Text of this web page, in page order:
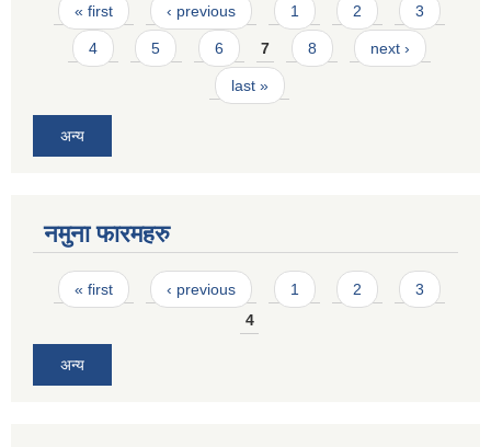
Pages
« first ‹ previous 1 2 3
4 5 6 7 8 next ›
last »
अन्य
नमुना फारमहरु
Pages
« first ‹ previous 1 2
3
4
अन्य